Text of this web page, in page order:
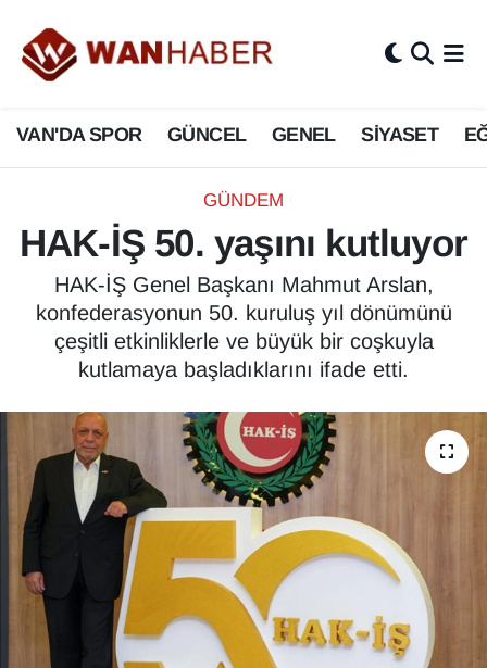
VAN'DA SPOR GÜNCEL GENEL SİYASET
GÜNDEM
HAK-İŞ 50. yaşını kutluyor
HAK-İŞ Genel Başkanı Mahmut Arslan,
konfederasyonun 50. kuruluş yıl dönümünü
çeşitli etkinliklerle ve büyük bir coşkuyla
kutlamaya başladıklarını ifade etti.
3.SAYFA
ASAYİŞ
BİLİM VE TEKNOLOJİ
Biyografi
Bölge Haberleri
ÇEVRE
Deprem
Dernekler, Odalar
Diğer
DÜNYA
EĞİTİM
Van Nöbetçi Eczaneler
Van Hava Durumu
Van Namaz Vakitleri
Van Trafik Yoğunluk Haritası
Süper Lig Puan Durumu ve Fikstür
Tüm Manşetler
Son Dakika Haberleri
Haber Arşivi